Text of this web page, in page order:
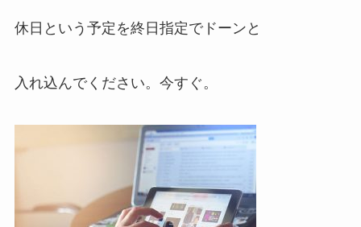
休日という予定を終日指定でドーンと
入れ込んでください。今すぐ。